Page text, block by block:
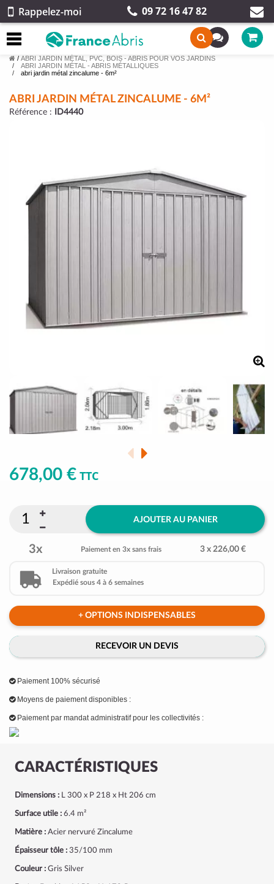
Rappelez-moi 09 72 16 47 82
/ ABRI JARDIN MÉTAL, PVC, BOIS - ABRIS POUR VOS JARDINS
ABRI JARDIN MÉTAL - ABRIS MÉTALLIQUES
abri jardin métal zincalume - 6m²
ABRI JARDIN MÉTAL ZINCALUME - 6M²
Référence : ID4440
CARACTÉRISTIQUES
Dimensions : L 300 x P 218 x Ht 206 cm
Surface utile : 6.4 m²
Matière : Acier nervuré Zincalume
Épaisseur tôle : 35/100 mm
Couleur : Gris Silver
678,00 € TTC
AJOUTER AU PANIER
3x Paiement en 3x sans frais 3 x 226,00 €
Livraison gratuite
Expédié sous 4 à 6 semaines
+ OPTIONS INDISPENSABLES
RECEVOIR UN DEVIS
Paiement 100% sécurisé
Moyens de paiement disponibles :
Paiement par mandat administratif pour les collectivités :